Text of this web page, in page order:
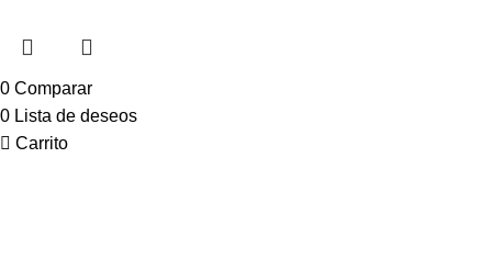
0 Comparar
0 Lista de deseos
Carrito